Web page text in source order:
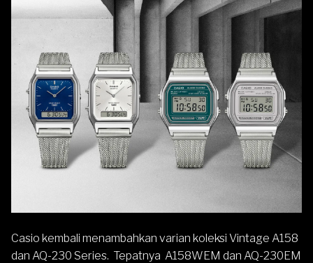
Casio kembali menambahkan varian koleksi Vintage A158
dan AQ-230 Series. Tepatnya A158WEM dan AQ-230EM